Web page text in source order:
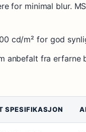
for minimal blur.
cd/m² for god
anbefalt fra erfarne
SPESIFIKASJON